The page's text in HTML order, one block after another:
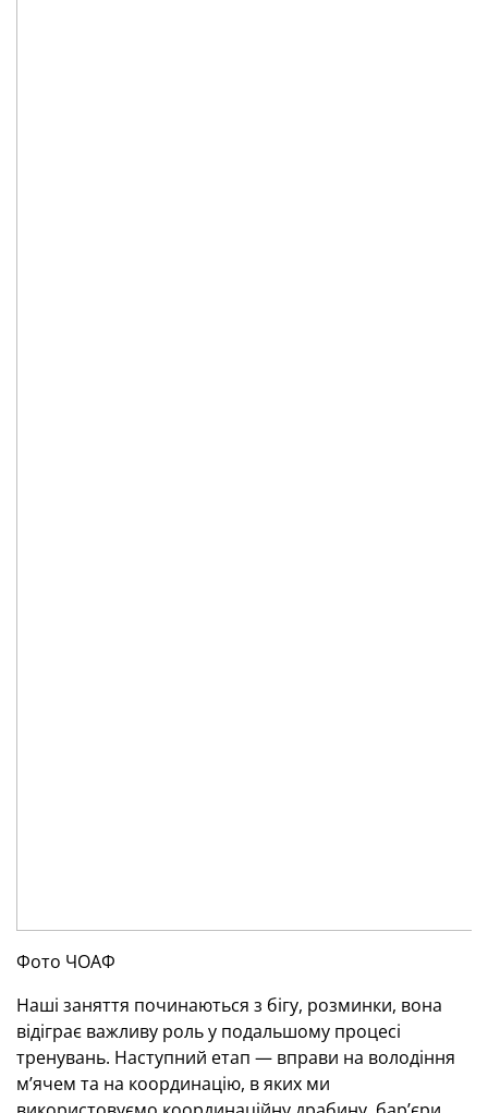
Фото ЧОАФ
Наші заняття починаються з бігу, розминки, вона
відіграє важливу роль у подальшому процесі
тренувань. Наступний етап — вправи на володіння
м’ячем та на координацію, в яких ми